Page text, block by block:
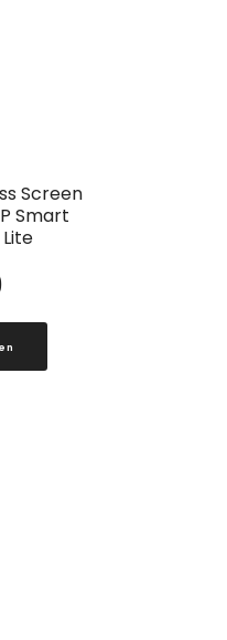
Screen
Smart